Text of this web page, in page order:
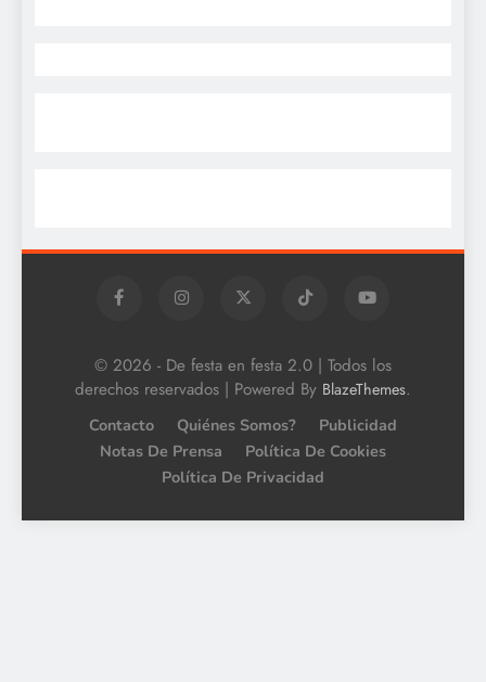
© 2026 - De festa en festa 2.0 | Todos los
derechos reservados | Powered By BlazeThemes.
Contacto Quiénes Somos?
Publicidad
Notas De Prensa
Política De Cookies
Política De Privacidad